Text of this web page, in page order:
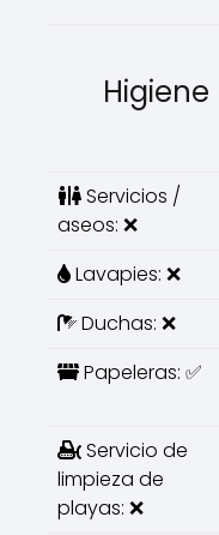
Higiene
Servicios /
aseos: ❌
Lavapies: ❌
Duchas: ❌
Papeleras: ✅
Servicio de
limpieza de
playas: ❌